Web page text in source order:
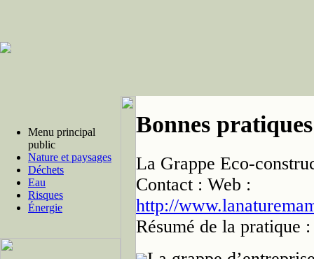
Menu principal
public
Nature et paysages
Déchets
Eau
Risques
Énergie
Bonnes pratiques
La Grappe Eco-
Contact : Web :
http://
Résumé de la pratique :